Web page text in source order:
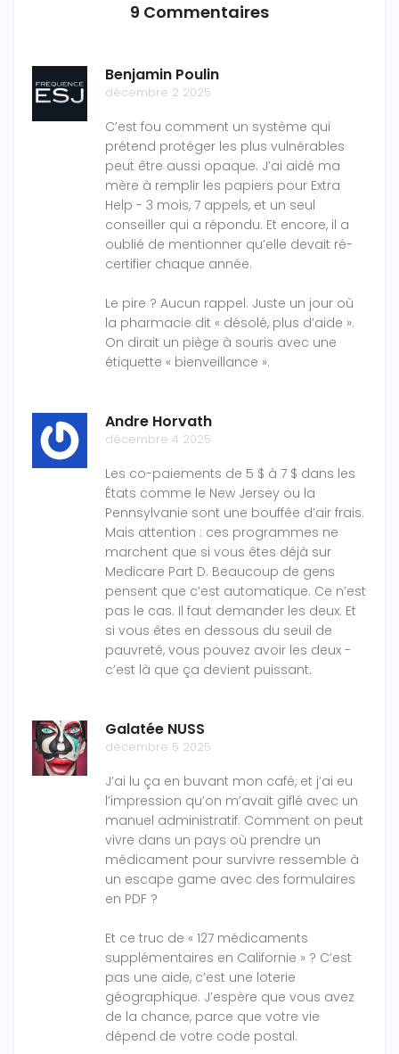
9 Commentaires
Benjamin Poulin
décembre 2 2025
C’est fou comment un système qui
prétend protéger les plus vulnérables
peut être aussi opaque. J’ai aidé ma
mère à remplir les papiers pour Extra
Help - 3 mois, 7 appels, et un seul
conseiller qui a répondu. Et encore, il a
oublié de mentionner qu’elle devait ré-
certifier chaque année.
Le pire ? Aucun rappel. Juste un jour où
la pharmacie dit « désolé, plus d’aide ».
On dirait un piège à souris avec une
étiquette « bienveillance ».
Andre Horvath
décembre 4 2025
Les co-paiements de 5 $ à 7 $ dans les
États comme le New Jersey ou la
Pennsylvanie sont une bouffée d’air frais.
Mais attention : ces programmes ne
marchent que si vous êtes déjà sur
Medicare Part D. Beaucoup de gens
pensent que c’est automatique. Ce n’est
pas le cas. Il faut demander les deux. Et
si vous êtes en dessous du seuil de
pauvreté, vous pouvez avoir les deux -
c’est là que ça devient puissant.
Galatée NUSS
décembre 5 2025
J’ai lu ça en buvant mon café, et j’ai eu
l’impression qu’on m’avait giflé avec un
manuel administratif. Comment on peut
vivre dans un pays où prendre un
médicament pour survivre ressemble à
un escape game avec des formulaires
en PDF ?
Et ce truc de « 127 médicaments
supplémentaires en Californie » ? C’est
pas une aide, c’est une loterie
géographique. J’espère que vous avez
de la chance, parce que votre vie
dépend de votre code postal.